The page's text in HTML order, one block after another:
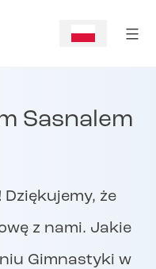
Sasnalem
Dziękujemy, że
z nami. Jakie
Gimnastyki w